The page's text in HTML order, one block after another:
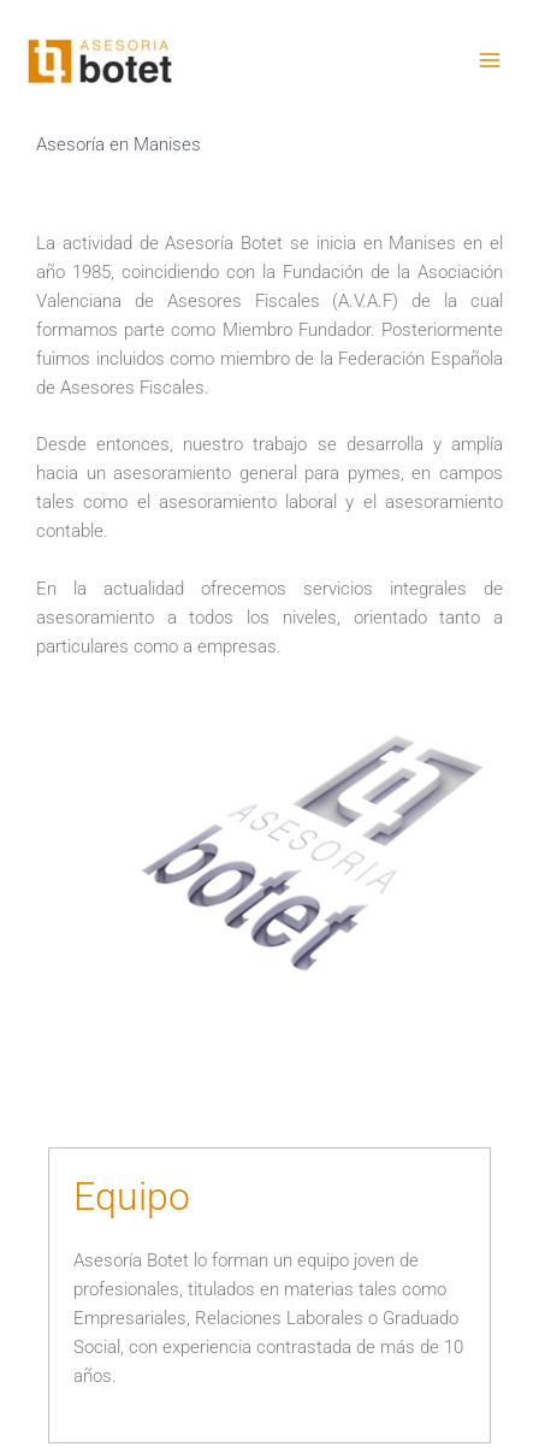
contenido
Asesoría en Manises
La actividad de Asesoría Botet se inicia en Manises en el
año 1985, coincidiendo con la Fundación de la Asociación
Valenciana de Asesores Fiscales (A.V.A.F) de la cual
formamos parte como Miembro Fundador. Posteriormente
fuimos incluidos como miembro de la Federación Española
de Asesores Fiscales.
Desde entonces, nuestro trabajo se desarrolla y amplía
hacia un asesoramiento general para pymes, en campos
tales como el asesoramiento laboral y el asesoramiento
contable.
En la actualidad ofrecemos servicios integrales de
asesoramiento a todos los niveles, orientado tanto a
particulares como a empresas.
Equipo
Asesoría Botet lo forman un equipo joven de
profesionales, titulados en materias tales como
Empresariales, Relaciones Laborales o Graduado
Social, con experiencia contrastada de más de 10
años.